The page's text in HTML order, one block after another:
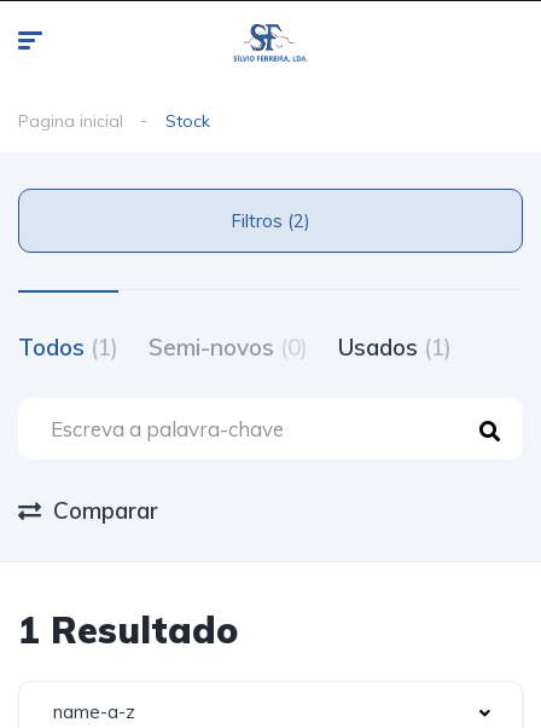
Pagina inicial Stock
Filtros (2)
Todos (1) Semi-novos (0) Usados (1)
Comparar
1 Resultado
name-a-z